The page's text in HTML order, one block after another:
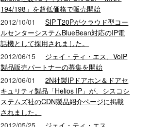
194/198」を超低価格で販売開始
2012/10/01
SIP-T20Pがクラウド型コー
ルセンターシステムBlueBean対応のIP電
話機として採用されました。
2012/06/15
ジェイ・ティ・エス、VoIP
製品販売パートナーの募集を開始
2012/06/01
2N社製IPドアホン＆ドアセ
キュリティ製品「Helios IP」が、シスコシ
ステムズ社のCDN製品紹介ページに掲載
されました。
2012/05/25
ジェイ・ティ・エス、